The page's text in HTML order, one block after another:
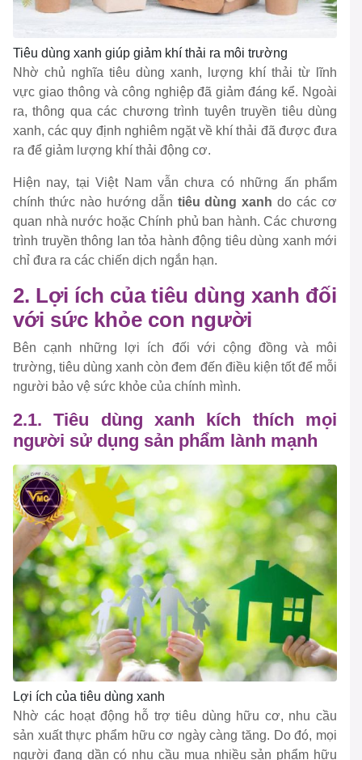
Tiêu dùng xanh giúp giảm khí thải ra môi trường
Nhờ chủ nghĩa tiêu dùng xanh, lượng khí thải từ lĩnh
vực giao thông và công nghiệp đã giảm đáng kể. Ngoài
ra, thông qua các chương trình tuyên truyền tiêu dùng
xanh, các quy định nghiêm ngặt về khí thải đã được đưa
ra để giảm lượng khí thải động cơ.
Hiện nay, tại Việt Nam vẫn chưa có những ấn phẩm
chính thức nào hướng dẫn tiêu dùng xanh do các cơ
quan nhà nước hoặc Chính phủ ban hành. Các chương
trình truyền thông lan tỏa hành động tiêu dùng xanh mới
chỉ đưa ra các chiến dịch ngắn hạn.
2. Lợi ích của tiêu dùng xanh đối
với sức khỏe con người
Bên cạnh những lợi ích đối với cộng đồng và môi
trường, tiêu dùng xanh còn đem đến điều kiện tốt để mỗi
người bảo vệ sức khỏe của chính mình.
2.1. Tiêu dùng xanh kích thích mọi
người sử dụng sản phẩm lành mạnh
Lợi ích của tiêu dùng xanh
Nhờ các hoạt động hỗ trợ tiêu dùng hữu cơ, nhu cầu
sản xuất thực phẩm hữu cơ ngày càng tăng. Do đó, mọi
người đang dần có nhu cầu mua nhiều sản phẩm hữu